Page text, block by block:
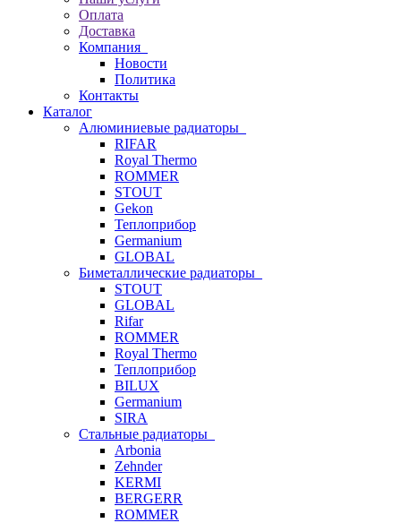
Оплата
Доставка
Компания
Новости
Политика
Контакты
Каталог
Алюминиевые радиаторы
RIFAR
Royal Thermo
ROMMER
STOUT
Gekon
Теплоприбор
Germanium
GLOBAL
Биметаллические радиаторы
STOUT
GLOBAL
Rifar
ROMMER
Royal Thermo
Теплоприбор
BILUX
Germanium
SIRA
Стальные радиаторы
Arbonia
Zehnder
KERMI
BERGERR
ROMMER